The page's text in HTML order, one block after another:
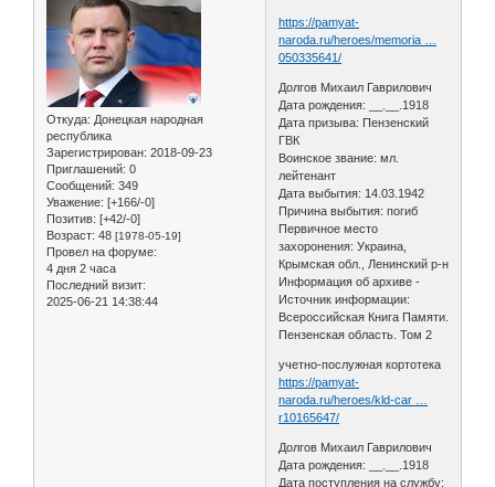
Откуда: Донецкая народная
республика
Зарегистрирован: 2018-09-23
Приглашений: 0
Сообщений: 349
Уважение: [+166/-0]
Позитив: [+42/-0]
Возраст: 48 [1978-05-19]
Провел на форуме:
4 дня 2 часа
Последний визит:
2025-06-21 14:38:44
https://pamyat-
naroda.ru/heroes/memoria …
050335641/
Долгов Михаил Гаврилович
Дата рождения: __.__.1918
Дата призыва: Пензенский
ГВК
Воинское звание: мл.
лейтенант
Дата выбытия: 14.03.1942
Причина выбытия: погиб
Первичное место
захоронения: Украина,
Крымская обл., Ленинский р-н
Информация об архиве -
Источник информации:
Всероссийская Книга Памяти.
Пензенская область. Том 2
учетно-послужная кортотека
https://pamyat-
naroda.ru/heroes/kld-car …
r10165647/
Долгов Михаил Гаврилович
Дата рождения: __.__.1918
Дата поступления на службу: